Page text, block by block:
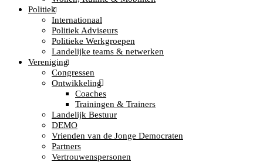
Politiek
Internationaal
Politiek Adviseurs
Politieke Werkgroepen
Landelijke teams & netwerken
Vereniging
Congressen
Ontwikkeling
Coaches
Trainingen & Trainers
Landelijk Bestuur
DEMO
Vrienden van de Jonge Democraten
Partners
Vertrouwenspersonen